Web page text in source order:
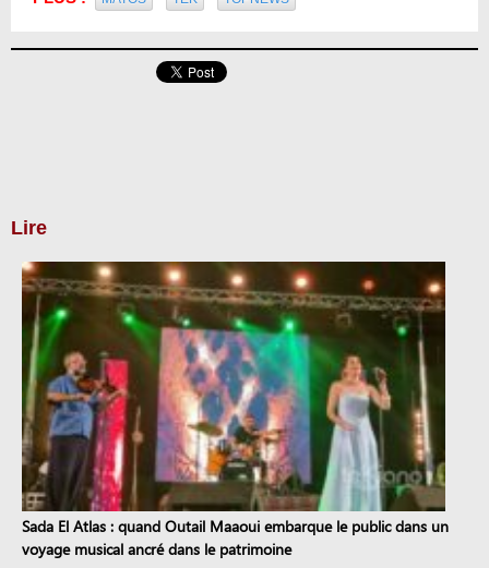
Lire
Sada El Atlas : quand Outail Maaoui embarque le public dans un
voyage musical ancré dans le patrimoine